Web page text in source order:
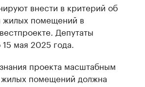
внести в критерий об
помещений в
Депутаты
мая 2025 года.
проекта масштабным
помещений должна